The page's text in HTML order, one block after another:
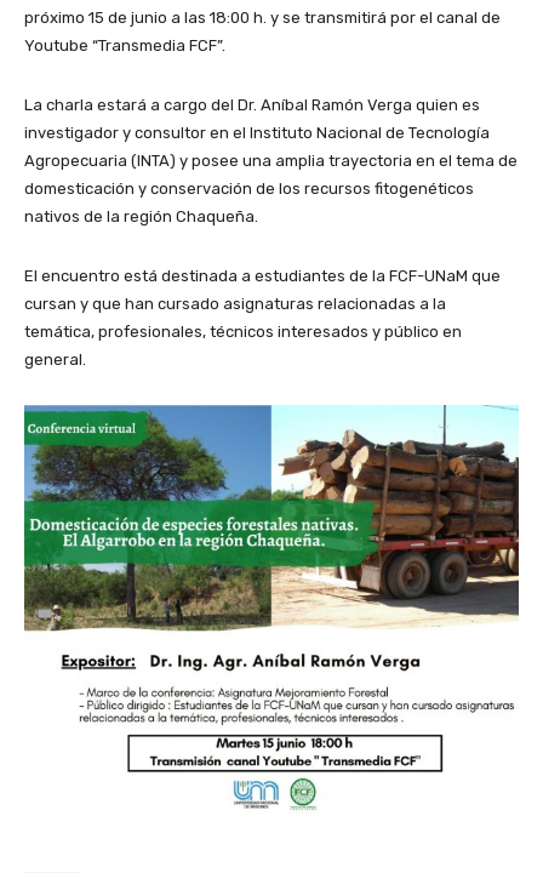
próximo 15 de junio a las 18:00 h. y se transmitirá por el canal de
Youtube “Transmedia FCF”.
La charla estará a cargo del Dr. Aníbal Ramón Verga quien es
investigador y consultor en el Instituto Nacional de Tecnología
Agropecuaria (INTA) y posee una amplia trayectoria en el tema de
domesticación y conservación de los recursos fitogenéticos
nativos de la región Chaqueña.
El encuentro está destinada a estudiantes de la FCF-UNaM que
cursan y que han cursado asignaturas relacionadas a la
temática, profesionales, técnicos interesados y público en
general.